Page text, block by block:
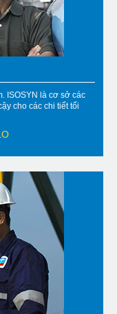
ISOSYN là cơ sở các
cho các chi tiết tối